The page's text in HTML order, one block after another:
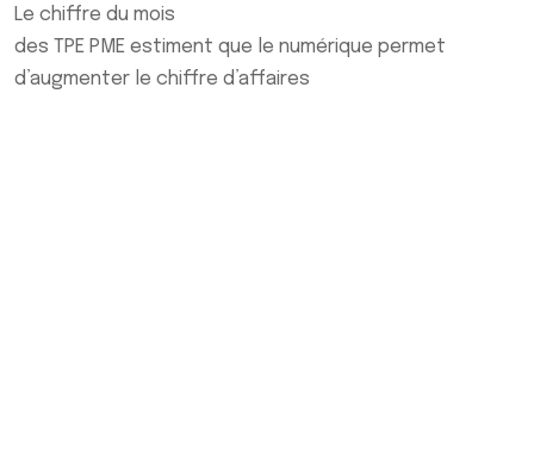
Le chiffre du mois
des TPE PME estiment que le numérique permet
d’augmenter le chiffre d’affaires